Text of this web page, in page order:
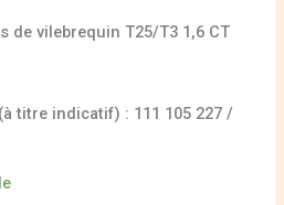
de vilebrequin T25/T3 1,6 CT
titre indicatif) : 111 105 227 /